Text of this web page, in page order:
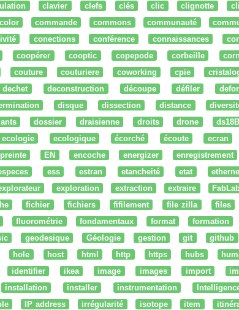
clavier clefs clés clic clignotte
color commande commons communauté
conections conférence connaissances
coopérer cooptic copepode corbeille
couture couturiere coworking cpie
dechet deconstruction découpe défiler
disque dissection distance
dossier draisienne droits drone
ecologie ecologique écorché écoute ecran
EN encoche energizer enregistrement
ess estran etancheité etat
exploration extraction extraire
fichier fichiers fifilement file zilla files
fluorométrie fondamentaux format formation
geodesique Géologie gestion git github
hole host html http https hubs
identifier ikea image images import
installation installer instrumentation
IP address irrégularité isotope item